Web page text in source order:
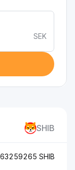
SEK
SHIB
SHIB